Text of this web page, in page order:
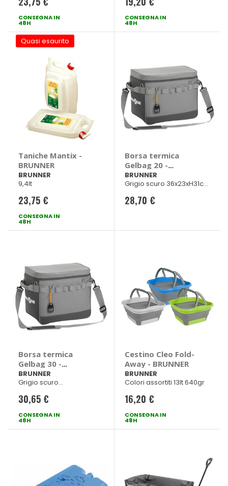
CONSEGNA IN
48H
CONSEGNA IN
48H
Quasi esaurito
Taniche Mantix -
BRUNNER
BRUNNER
9,4lt
23,75 €
CONSEGNA IN
48H
Borsa termica
Gelbag 20 -
BRUNNER
BRUNNER
Grigio scuro 36x23xH31cm
28,70 €
Borsa termica
Gelbag 30 -
BRUNNER
BRUNNER
Grigio scuro
30,65 €
CONSEGNA IN
48H
Cestino Cleo Fold-
Away - BRUNNER
BRUNNER
Colori assortiti 13lt 640gr
16,20 €
CONSEGNA IN
48H